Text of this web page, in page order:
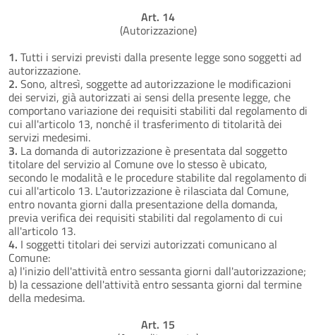
Art. 14
(Autorizzazione)
1. Tutti i servizi previsti dalla presente legge sono soggetti ad
autorizzazione.
2. Sono, altresì, soggette ad autorizzazione le modificazioni
dei servizi, già autorizzati ai sensi della presente legge, che
comportano variazione dei requisiti stabiliti dal regolamento di
cui all'articolo 13, nonché il trasferimento di titolarità dei
servizi medesimi.
3. La domanda di autorizzazione è presentata dal soggetto
titolare del servizio al Comune ove lo stesso è ubicato,
secondo le modalità e le procedure stabilite dal regolamento di
cui all'articolo 13. L'autorizzazione è rilasciata dal Comune,
entro novanta giorni dalla presentazione della domanda,
previa verifica dei requisiti stabiliti dal regolamento di cui
all'articolo 13.
4. I soggetti titolari dei servizi autorizzati comunicano al
Comune:
a) l'inizio dell'attività entro sessanta giorni dall'autorizzazione;
b) la cessazione dell'attività entro sessanta giorni dal termine
della medesima.
Art. 15